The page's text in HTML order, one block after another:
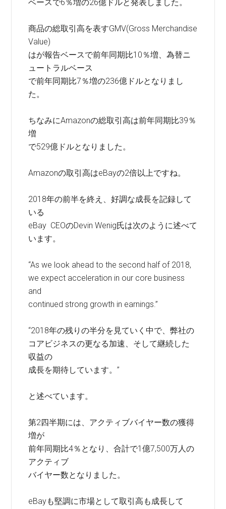
ベースで6％増の26億ドルと発表しました。
商品の総取引高を表すGMV(Gross Merchandise
Value)
はが報告ベースで前年同期比10％増、為替ニ
ュートラルベース
で前年同期比7％増の236億ドルとなりまし
た。
ちなみにAmazonの総取引高は前年同期比39％
増
で529億ドルとなりました。
Amazonの取引高はeBayの2倍以上ですね。
2018年の前半を終え、好調な成長を記録して
いる
eBay CEOのDevin Wenig氏は次のように述べて
います。
“As we look ahead to the second half of 2018,
we expect acceleration in our core business
and
continued strong growth in earnings.”
“2018年の残りの半分を見ていく中で、弊社の
コアビジネスの更なる加速、そして継続した
収益の
成長を期待しています。”
と述べています。
第2四半期には、アクティブバイヤー数の獲得
増が
前年同期比4％となり、合計で1億7,500万人の
アクティブ
バイヤー数となりました。
eBayも堅調に市場として取引高も成長して